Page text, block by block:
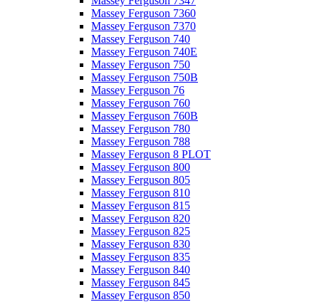
Massey Ferguson 7360
Massey Ferguson 7370
Massey Ferguson 740
Massey Ferguson 740E
Massey Ferguson 750
Massey Ferguson 750B
Massey Ferguson 76
Massey Ferguson 760
Massey Ferguson 760B
Massey Ferguson 780
Massey Ferguson 788
Massey Ferguson 8 PLOT
Massey Ferguson 800
Massey Ferguson 805
Massey Ferguson 810
Massey Ferguson 815
Massey Ferguson 820
Massey Ferguson 825
Massey Ferguson 830
Massey Ferguson 835
Massey Ferguson 840
Massey Ferguson 845
Massey Ferguson 850